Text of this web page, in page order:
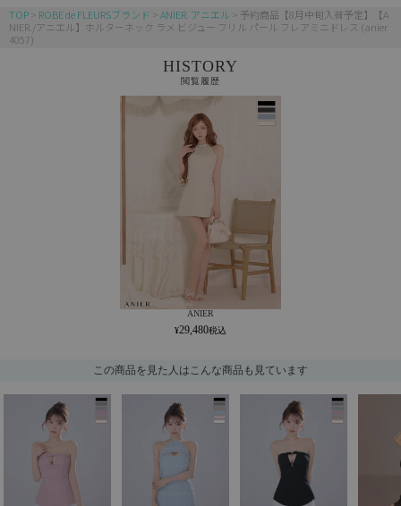
TOP ROBE de FLEURSブランド ANIER. アニエル
予約商品【8月中旬入荷予定】【A
NIER./アニエル】ホルターネック ラメ ビジュー フリル パール フレアミニドレス (anier
4057)
HISTORY
閲覧履歴
ANIER
29,480
この商品を見た人はこんな商品も見ています